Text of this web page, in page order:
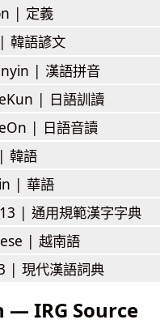
| 定義
韓語諺文
| 漢語拼音
| 日語訓讀
| 日語音讀
韓語
| 華語
| 通用規範漢字字典
| 越南語
| 現代漢語詞典
— IRG Source